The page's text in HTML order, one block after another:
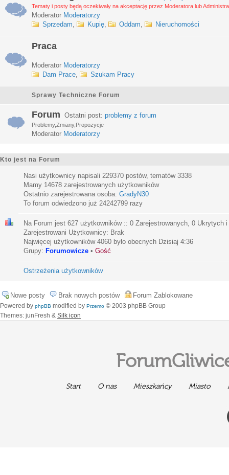
Tematy i posty będą oczekiwały na akceptację przez Moderatora lub
Moderator Moderatorzy
Sprzedam, Kupię, Oddam, Nieruchomości
Praca
Moderator Moderatorzy
Dam Prace, Szukam Pracy
Sprawy Techniczne Forum
Forum Ostatni post: problemy z forum
Problemy,Zmiany,Propozycje
Moderator Moderatorzy
Kto jest na Forum
Nasi użytkownicy napisali 229370 postów, tematów 3338
Mamy 14678 zarejestrowanych użytkowników
Ostatnio zarejestrowana osoba: GradyN30
To forum odwiedzono już 24242799 razy
Na Forum jest 627 użytkowników :: 0 Zarejestrowanych, 0 Ukrytych
Zarejestrowani Użytkownicy: Brak
Najwięcej użytkowników 4060 było obecnych Dzisiaj 4:36
Grupy: Forumowicze • Gość
Ostrzeżenia użytkowników
Nowe posty Brak nowych postów Forum Zablokowane
Powered by phpBB modified by Przemo © 2003 phpBB Group
Themes: junFresh & Silk icon
Start O nas Mieszkańcy Miasto